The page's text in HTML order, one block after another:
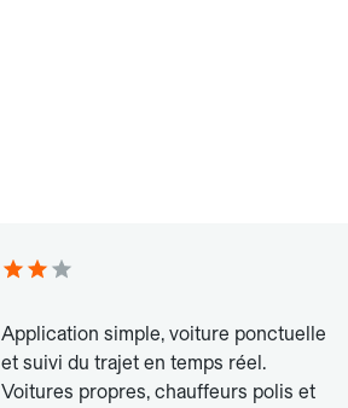
Application simple, voiture ponctuelle
et suivi du trajet en temps réel.
Voitures propres, chauffeurs polis et